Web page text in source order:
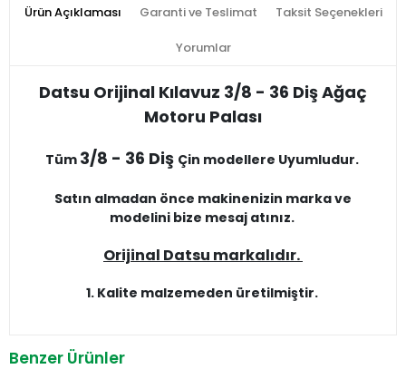
Ürün Açıklaması Garanti ve Teslimat Taksit Seçenekleri
Yorumlar
Datsu Orijinal Kılavuz 3/8 - 36 Diş Ağaç
Motoru Palası
Tüm 3/8 - 36 Diş Çin modellere Uyumludur.
Satın almadan önce makinenizin marka ve
modelini bize mesaj atınız.
Orijinal Datsu markalıdır.
1. Kalite malzemeden üretilmiştir.
Benzer Ürünler